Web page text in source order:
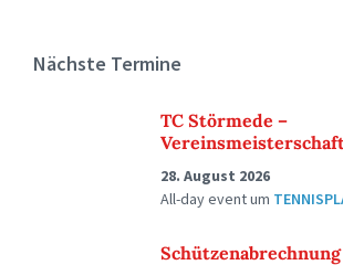
Nächste Termine
TC Störmede –
28. August 2026
All-day eventum
Schützenabrechnung